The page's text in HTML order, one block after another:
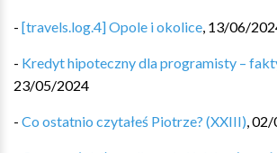
- [travels.log.4] Opole i okolice, 13/06/
- Kredyt hipoteczny dla programisty –
23/05/2024
- Co ostatnio czytałeś Piotrze? (XXIII),02/